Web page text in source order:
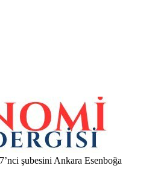
şubesini Ankara Esenboğa